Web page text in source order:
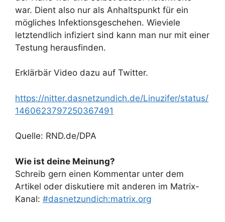
war. Dient also nur als Anhaltspunkt für ein
mögliches Infektionsgeschehen. Wieviele
letztendlich infiziert sind kann man nur mit einer
Testung herausfinden.
Erklärbär Video dazu auf Twitter.
https://nitter.dasnetzundich.de/Linuzifer/status/
1460623797250367491
Quelle: RND.de/DPA
Wie ist deine Meinung?
Schreib gern einen Kommentar unter dem
Artikel oder diskutiere mit anderen im Matrix-
Kanal: #dasnetzundich:matrix.org